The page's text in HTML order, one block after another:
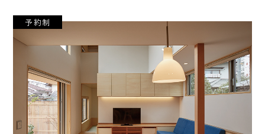
予約制